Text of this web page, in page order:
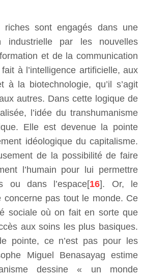
riches sont engagés dans une
industrielle par les nouvelles
et de la communication
à l’intelligence artificielle, aux
à la biotechnologie, qu’il s’agit
autres. Dans cette logique de
l’idée du transhumanisme
Elle est devenue la pointe
idéologique du capitalisme.
de la possibilité de faire
l’humain pour lui permettre
ou dans l’espace[16]. Or, le
concerne pas tout le monde. Ce
sociale où on fait en sorte que
aux soins les plus basiques.
pointe, ce n’est pas pour les
Miguel Benasayag estime
dessine « un monde